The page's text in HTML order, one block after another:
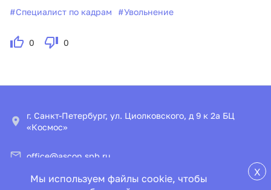
#Специалист по кадрам #Увольнение
0 0
X
Мы используем файлы cookie, чтобы
г. Санкт-Петербург, ул. Циолковского, д 9 к 2а БЦ
«Космос»
office@ascon.spb.ru
© ООО «ИПЦ «Консультант+Аскон»